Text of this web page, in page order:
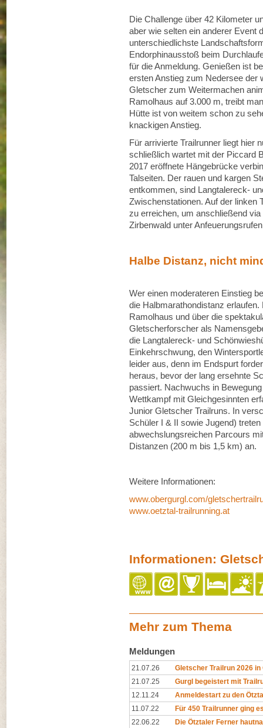
Die Challenge über 42 Kilometer
aber wie selten ein anderer Event
unterschiedlichste
Endorphinausstoß beim
für die Anmeldung. Genießen ist
ersten Anstieg zum Nedersee der
Gletscher zum Weitermachen
Ramolhaus auf 3.000 m, treibt
Hütte ist von weitem schon zu
knackigen Anstieg.
Für arrivierte Trailrunner liegt hier
schließlich wartet mit der Piccard
2017 eröffnete Hängebrücke
Talseiten. Der rauen und kargen
entkommen, sind Langtalereck-
Zwischenstationen. Auf der linken
zu erreichen, um anschließend
Zirbenwald unter
Halbe Distanz, nicht
Wer einen moderateren Einstieg
die Halbmarathondistanz erlaufen.
Ramolhaus und über die
Gletscherforscher als
die Langtalereck- und
Einkehrschwung, den
leider aus, denn im Endspurt
heraus, bevor der lang ersehnte
passiert. Nachwuchs in
Wettkampf mit Gleichgesinnten
Junior Gletscher Trailruns. In
Schüler I & II sowie Jugend)
abwechslungsreichen Parcours
Distanzen (200 m bis 1,5 km) an.
Weitere Informationen:
www.obergurgl.com/
www.oetztal-trailrunning.at
Informationen:
Mehr zum Thema
Meldungen
21.07.26
Gletscher Trailrun 2026
21.07.25
Gurgl begeistert mit
12.11.24
Anmeldestart zu den
11.07.22
Für 450 Trailrunner ging
22.06.22
Die Ötztaler Ferner